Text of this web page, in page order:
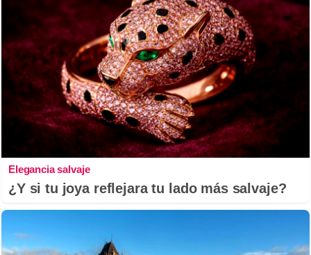
Elegancia salvaje
¿Y si tu joya reflejara tu lado más salvaje?